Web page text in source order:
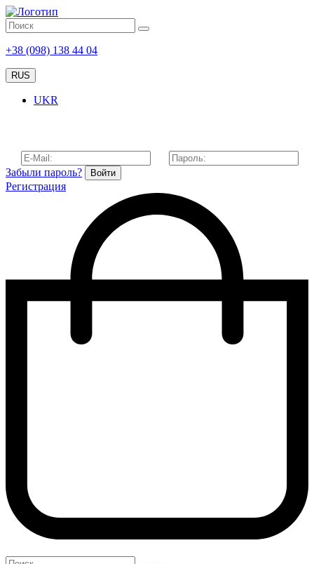
+38 (098) 138 44 04
RUS
UKR
Забыли пароль? Войти
Регистрация